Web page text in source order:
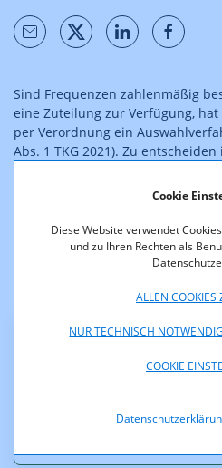
Cookie
Diese Website verwendet
und zu Ihren Rechten als
ALLEN
NUR TECHNISCH
COOKIE
Sind Frequenzen zahlenmäßig
eine Zuteilung zur Verfügung,
per Verordnung ein
Abs. 1 TKG 2021). Zu
einem vergleichenden
war im Rahmen des
2300 MHz und 2600 MHz die
gemäß § 15 Abs. 1 TKG 2021
vorliegenden Auswahl-V 2025 der
EB-zu-Auswahl-V-